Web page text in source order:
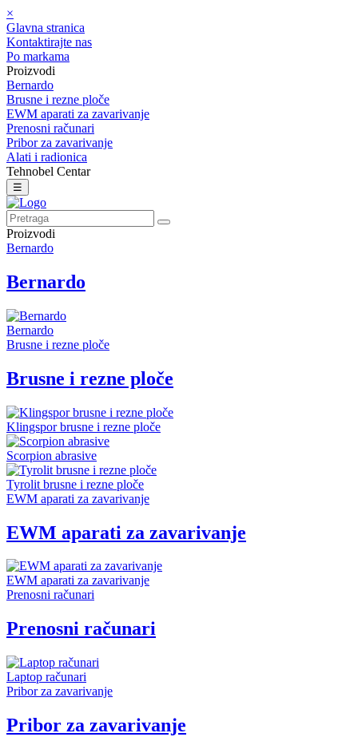
×
Glavna stranica
Kontaktirajte nas
Po markama
Proizvodi
Bernardo
Brusne i rezne ploče
EWM aparati za zavarivanje
Prenosni računari
Pribor za zavarivanje
Alati i radionica
Tehnobel Centar
☰
Proizvodi
Bernardo
Bernardo
Bernardo
Brusne i rezne ploče
Brusne i rezne ploče
Klingspor brusne i rezne ploče
Scorpion abrasive
Tyrolit brusne i rezne ploče
EWM aparati za zavarivanje
EWM aparati za zavarivanje
EWM aparati za zavarivanje
Prenosni računari
Prenosni računari
Laptop računari
Pribor za zavarivanje
Pribor za zavarivanje